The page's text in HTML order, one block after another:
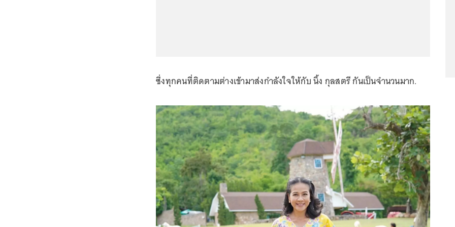
ซึ่งทุกคนที่ติดตามต่างเข้ามาส่งกำลังใจให้กับ นิ้ง กุลสตรี กันเป็นจำนวนมาก.